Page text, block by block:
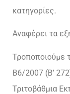
κατηγορίες.
Αναφέρει τα
Τροποποιούμε
Β6/2007 (Β’
Τριτοβάθμια